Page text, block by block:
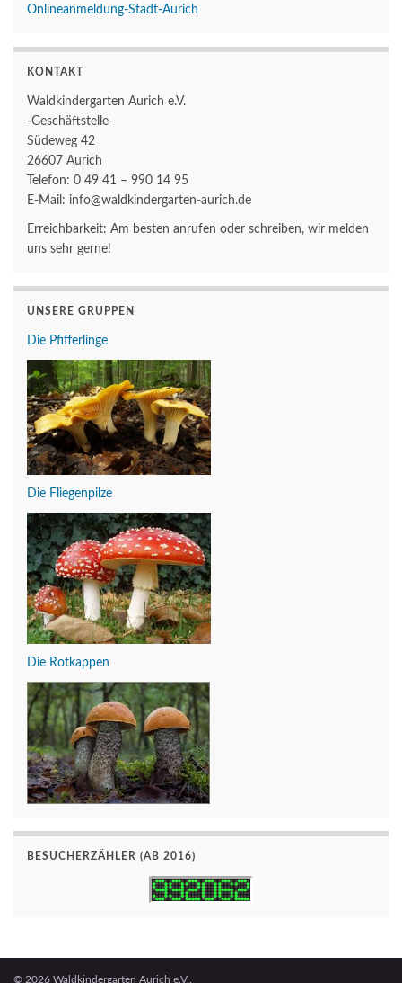
Onlineanmeldung-Stadt-Aurich
KONTAKT
Waldkindergarten Aurich e.V.
-Geschäftstelle-
Südeweg 42
26607 Aurich
Telefon: 0 49 41 – 990 14 95
E-Mail: info@waldkindergarten-aurich.de
Erreichbarkeit: Am besten anrufen oder schreiben, wir melden
uns sehr gerne!
UNSERE GRUPPEN
Die Pfifferlinge
Die Fliegenpilze
Die Rotkappen
BESUCHERZÄHLER (AB 2016)
© 2026 Waldkindergarten Aurich e.V..